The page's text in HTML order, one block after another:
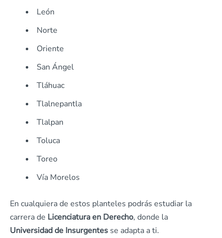
León
Norte
Oriente
San Ángel
Tláhuac
Tlalnepantla
Tlalpan
Toluca
Toreo
Vía Morelos
En cualquiera de estos planteles podrás estudiar la
carrera de Licenciatura en Derecho, donde la
Universidad de Insurgentes se adapta a ti.